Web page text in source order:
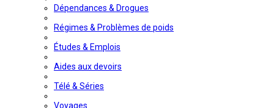
Dépendances & Drogues
Régimes & Problèmes de poids
Études & Emplois
Aides aux devoirs
Télé & Séries
Voyages